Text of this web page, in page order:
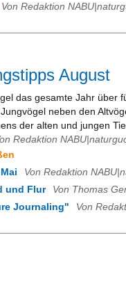
Von Redaktion
August
das gesamte Jahr über
neben den
der alten und jungen
Redaktion
Von Redaktion
und Flur
Von Thomas
Journaling"
Von